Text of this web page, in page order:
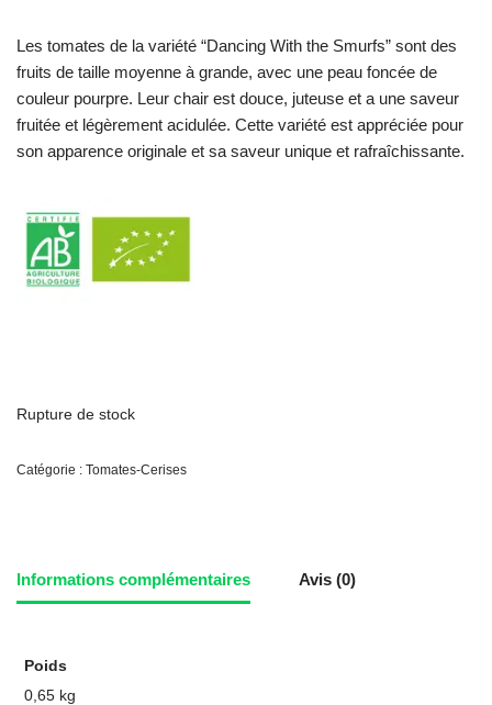
Les tomates de la variété “Dancing With the Smurfs” sont des
fruits de taille moyenne à grande, avec une peau foncée de
couleur pourpre. Leur chair est douce, juteuse et a une saveur
fruitée et légèrement acidulée. Cette variété est appréciée pour
son apparence originale et sa saveur unique et rafraîchissante.
Rupture de stock
Catégorie : Tomates-Cerises
Informations complémentaires Avis (0)
Poids
0,65 kg